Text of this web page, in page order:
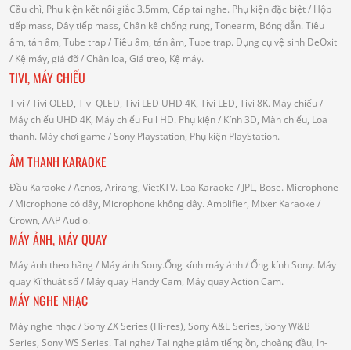
Cầu chì, Phụ kiện kết nối giắc 3.5mm, Cáp tai nghe. Phụ kiện đặc biệt/ Hộp
tiếp mass, Dây tiếp mass, Chân kê chống rung, Tonearm, Bóng dẫn. Tiêu
âm, tán âm, Tube trap/ Tiêu âm, tán âm, Tube trap. Dụng cụ vệ sinh DeOxit
/ Kệ máy, giá đỡ/ Chân loa, Giá treo, Kệ máy.
TIVI, MÁY CHIẾU
Tivi / Tivi OLED, Tivi QLED, Tivi LED UHD 4K, Tivi LED, Tivi 8K. Máy chiếu/
Máy chiếu UHD 4K, Máy chiếu Full HD. Phụ kiện/ Kính 3D, Màn chiếu, Loa
thanh. Máy chơi game / Sony Playstation, Phụ kiện PlayStation.
ÂM THANH KARAOKE
Đầu Karaoke / Acnos, Arirang, VietKTV. Loa Karaoke / JPL, Bose. Microphone
/ Microphone có dây, Microphone không dây. Amplifier, Mixer Karaoke /
Crown, AAP Audio.
MÁY ẢNH, MÁY QUAY
Máy ảnh theo hãng / Máy ảnh Sony.Ống kính máy ảnh / Ống kính Sony. Máy
quay Kĩ thuật số/ Máy quay Handy Cam, Máy quay Action Cam.
MÁY NGHE NHẠC
Máy nghe nhạc / Sony ZX Series (Hi-res), Sony A&E Series, Sony W&B
Series, Sony WS Series. Tai nghe/ Tai nghe giảm tiếng ồn, choàng đầu, In-